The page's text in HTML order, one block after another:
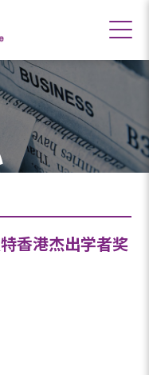
香港杰出学者奖